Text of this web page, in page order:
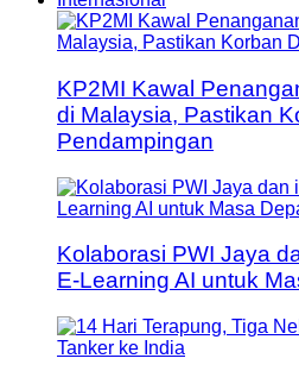
KP2MI Kawal
di Malaysia, Pastikan
Pendampingan
Kolaborasi PWI Jaya
E-Learning AI untuk